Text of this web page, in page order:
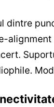
dintre
alignment